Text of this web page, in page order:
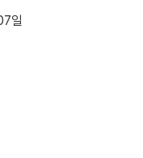
일